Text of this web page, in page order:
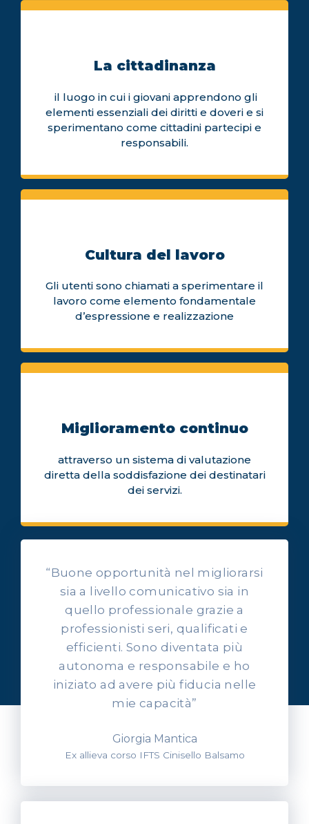
La cittadinanza
il luogo in cui i giovani apprendono gli
elementi essenziali dei diritti e doveri e si
sperimentano come cittadini partecipi e
responsabili.
Cultura del lavoro
Gli utenti sono chiamati a sperimentare il
lavoro come elemento fondamentale
d’espressione e realizzazione
Miglioramento continuo
attraverso un sistema di valutazione
diretta della soddisfazione dei destinatari
dei servizi.
OPINIONI DEI NOSTRI ALLIEVI
Ascolta l'esperienza dei
nostri allievi
“Buone opportunità nel migliorarsi
sia a livello comunicativo sia in
quello professionale grazie a
professionisti seri, qualificati e
efficienti. Sono diventata più
autonoma e responsabile e ho
iniziato ad avere più fiducia nelle
mie capacità”
Giorgia Mantica
Ex allieva corso IFTS Cinisello Balsamo